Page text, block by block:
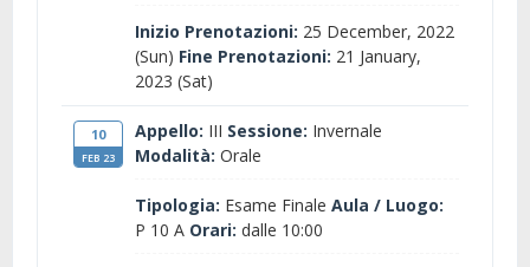
Inizio Prenotazioni: 25 December, 2022
(Sun) Fine Prenotazioni: 21 January,
2023 (Sat)
10
FEB 23
Appello: III Sessione: Invernale
Modalità: Orale
Tipologia: Esame Finale Aula / Luogo:
P 10 A Orari: dalle 10:00